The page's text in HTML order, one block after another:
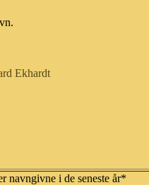
Ekhardt
navngivne i de seneste år*